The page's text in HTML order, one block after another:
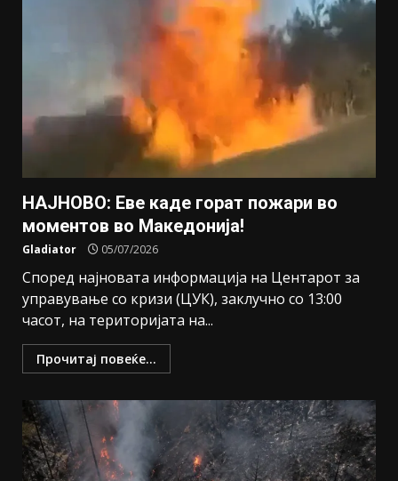
НАЈНОВО: Еве каде горат пожари во
моментов во Македонија!
Gladiator 05/07/2026
Според најновата информација на Центарот за
управување со кризи (ЦУК), заклучно со 13:00
часот, на територијата на...
Прочитај повеќе...